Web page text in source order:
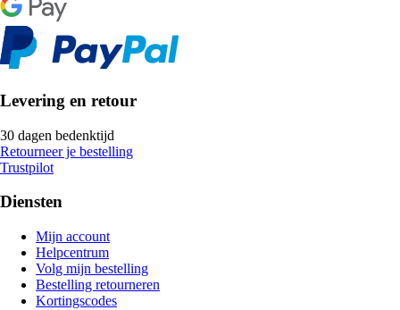
Levering en retour
30 dagen bedenktijd
Retourneer je bestelling
Trustpilot
Diensten
Mijn account
Helpcentrum
Volg mijn bestelling
Bestelling retourneren
Kortingscodes